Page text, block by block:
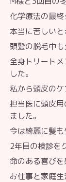
化学療法の最終
本当に苦しいと
頭髪の脱毛中も
全身トリート
した。
私から頭皮のケ
担当医に頭皮
ました。
今は綺麗に髪も
2年目の検診を
命のある喜び
お仕事と家庭生